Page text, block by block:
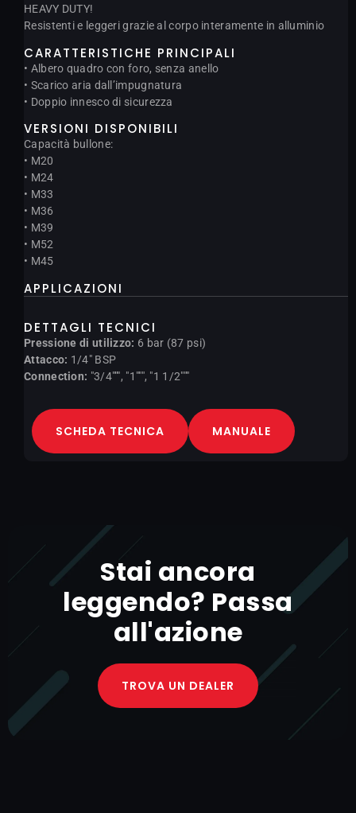
HEAVY DUTY!
Resistenti e leggeri grazie al corpo interamente in alluminio
CARATTERISTICHE PRINCIPALI
• Albero quadro con foro, senza anello
• Scarico aria dall’impugnatura
• Doppio innesco di sicurezza
VERSIONI DISPONIBILI
Capacità bullone:
• M20
• M24
• M33
• M36
• M39
• M52
• M45
APPLICAZIONI
DETTAGLI TECNICI
Pressione di utilizzo: 6 bar (87 psi)
Attacco: 1/4" BSP
Connection: "3/4""", "1""", "1 1/2"""
SCHEDA TECNICA MANUALE
Stai ancora
leggendo? Passa
all'azione
TROVA UN DEALER